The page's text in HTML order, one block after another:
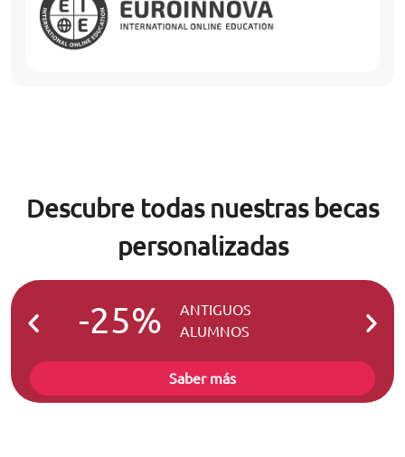
Descubre todas nuestras becas
personalizadas
-25%
ANTIGUOS
ALUMNOS
-
Saber más